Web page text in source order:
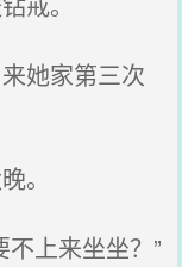
她家第三次
。
上来坐坐？”